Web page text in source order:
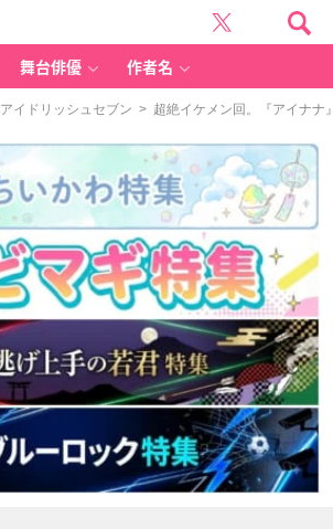
舞台俳優 作者名
アイドリッシュセブン > 超絶イケメン回。『アイナ